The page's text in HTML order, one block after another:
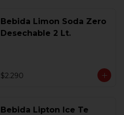
Bebida Limon Soda Zero
Desechable 2 Lt.
$2.290
Bebida Lipton Ice Te